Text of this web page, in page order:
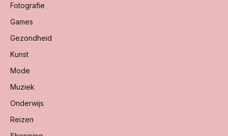
Fotografie
Games
Gezondheid
Kunst
Mode
Muziek
Onderwijs
Reizen